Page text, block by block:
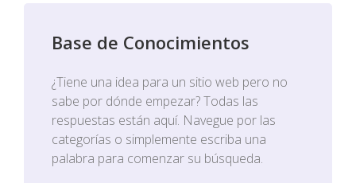
Base de Conocimientos
¿Tiene una idea para un sitio web pero no
sabe por dónde empezar? Todas las
respuestas están aquí. Navegue por las
categorías o simplemente escriba una
palabra para comenzar su búsqueda.